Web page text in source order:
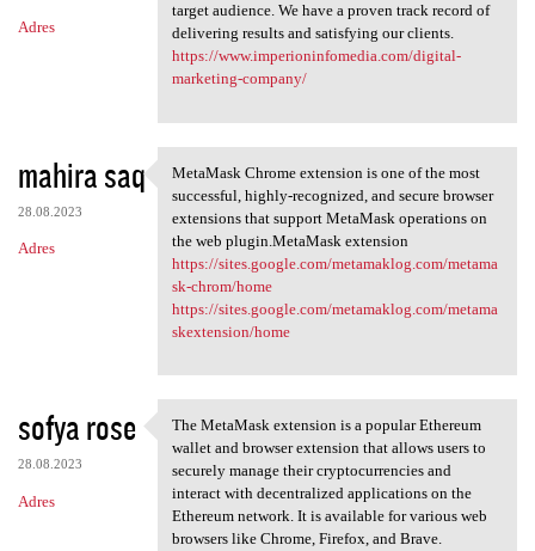
Adres
target audience. We have a proven track record of
delivering results and satisfying our clients.
https://www.imperioninfomedia.com/digital-
marketing-company/
mahira saq
28.08.2023
Adres
MetaMask Chrome extension is
MetaMask Chrome extension is one of the most
successful, highly-recognized, and secure browser
extensions that support MetaMask operations on
the web plugin.MetaMask extension
https://sites.google.com/metamaklog.com/metama
sk-chrom/home
https://sites.google.com/metamaklog.com/metama
skextension/home
sofya rose
28.08.2023
Adres
The MetaMask extension is a
The MetaMask extension is a popular Ethereum
wallet and browser extension that allows users to
securely manage their cryptocurrencies and
interact with decentralized applications on the
Ethereum network. It is available for various web
browsers like Chrome, Firefox, and Brave.